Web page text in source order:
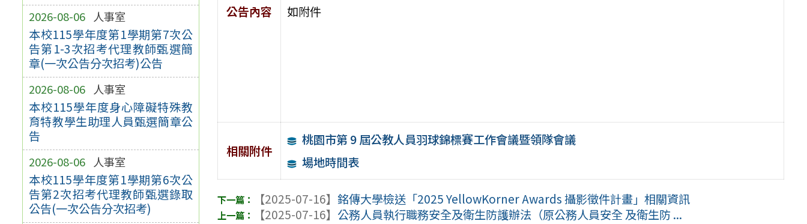
2026-08-06 人事室
本校115學年度第1學期第7次公
告第1-3次招考代理教師甄選簡
章(一次公告分次招考)公告
2026-08-06 人事室
本校115學年度身心障礙特殊教
育特教學生助理人員甄選簡章公
告
2026-08-06 人事室
本校115學年度第1學期第6次公
告第2次招考代理教師甄選錄取
公告(一次公告分次招考)
公告內容
如附件
相關附件
桃園市第 9 屆公教人員羽球錦標賽工作會議暨領隊會議
場地時間表
【2025-07-16】銘傳大學檢送「2025 YellowKorner Awards 攝影徵件計畫」相關資訊
【2025-07-16】 公務人員執行職務安全及衛生防護辦法（原公務人員安全 及衛生防 ...